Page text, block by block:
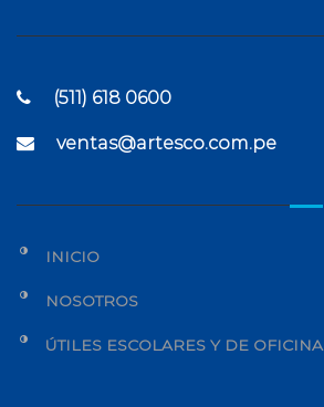
(511) 618 0600
ventas@artesco.com.pe
INICIO
NOSOTROS
ÚTILES ESCOLARES Y DE OFICINA